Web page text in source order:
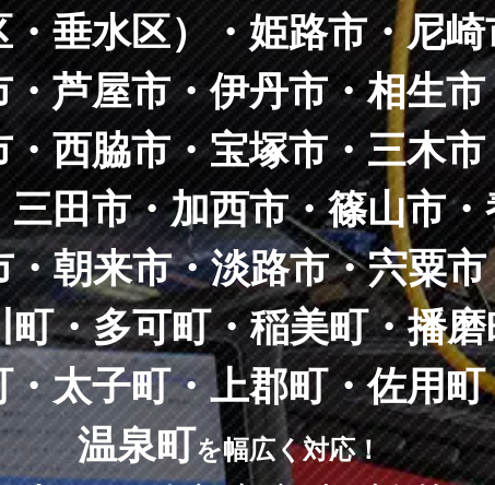
垂水区）・姫路市・尼
芦屋市・伊丹市・相生
西脇市・宝塚市・三木
田市・加西市・篠山市
朝来市・淡路市・宍粟
・多可町・稲美町・播
太子町・上郡町・佐用
温泉町を幅広く対応！